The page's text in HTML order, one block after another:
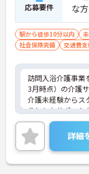
応募要件
な
駅から徒歩10分以内
社会保険完備
交通費
訪問入浴介護事業
3月時点）の介護
介護未経験からス
りとしたサポート
けます。お風呂に
差し伸べてあげら
です。ご興味ある
さらに詳細をお話
ください！
詳細